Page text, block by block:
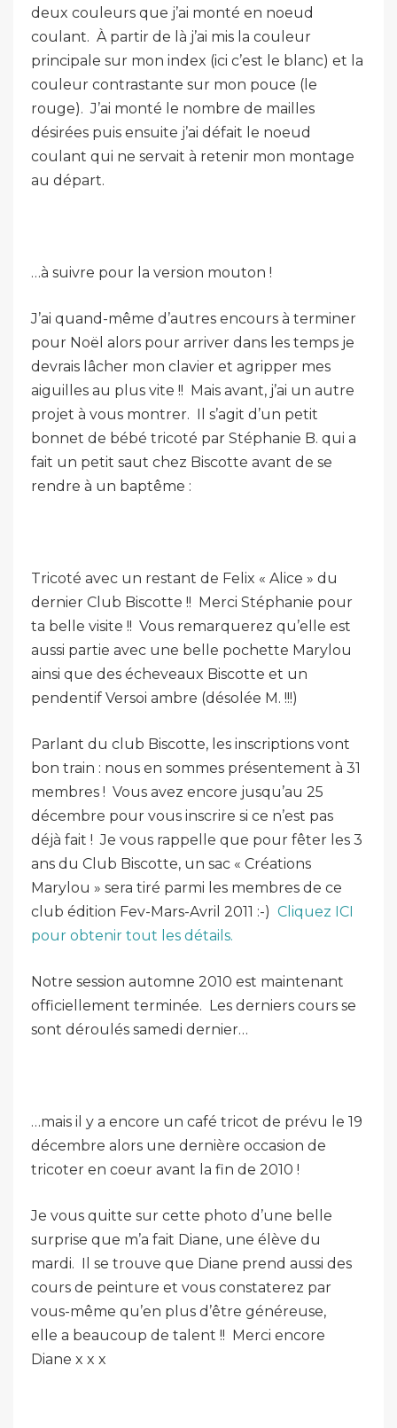
deux couleurs que j’ai monté en noeud
coulant. À partir de là j’ai mis la couleur
principale sur mon index (ici c’est le blanc) et la
couleur contrastante sur mon pouce (le
rouge). J’ai monté le nombre de mailles
désirées puis ensuite j’ai défait le noeud
coulant qui ne servait à retenir mon montage
au départ.
…à suivre pour la version mouton !
J’ai quand-même d’autres encours à terminer
pour Noël alors pour arriver dans les temps je
devrais lâcher mon clavier et agripper mes
aiguilles au plus vite !! Mais avant, j’ai un autre
projet à vous montrer. Il s’agit d’un petit
bonnet de bébé tricoté par Stéphanie B. qui a
fait un petit saut chez Biscotte avant de se
rendre à un baptême :
Tricoté avec un restant de Felix « Alice » du
dernier Club Biscotte !! Merci Stéphanie pour
ta belle visite !! Vous remarquerez qu’elle est
aussi partie avec une belle pochette Marylou
ainsi que des écheveaux Biscotte et un
pendentif Versoi ambre (désolée M. !!!)
Parlant du club Biscotte, les inscriptions vont
bon train : nous en sommes présentement à 31
membres ! Vous avez encore jusqu’au 25
décembre pour vous inscrire si ce n’est pas
déjà fait ! Je vous rappelle que pour fêter les 3
ans du Club Biscotte, un sac « Créations
Marylou » sera tiré parmi les membres de ce
club édition Fev-Mars-Avril 2011 :-) Cliquez ICI
pour obtenir tout les détails.
Notre session automne 2010 est maintenant
officiellement terminée. Les derniers cours se
sont déroulés samedi dernier…
…mais il y a encore un café tricot de prévu le 19
décembre alors une dernière occasion de
tricoter en coeur avant la fin de 2010 !
Je vous quitte sur cette photo d’une belle
surprise que m’a fait Diane, une élève du
mardi. Il se trouve que Diane prend aussi des
cours de peinture et vous constaterez par
vous-même qu’en plus d’être généreuse,
elle a beaucoup de talent !! Merci encore
Diane x x x